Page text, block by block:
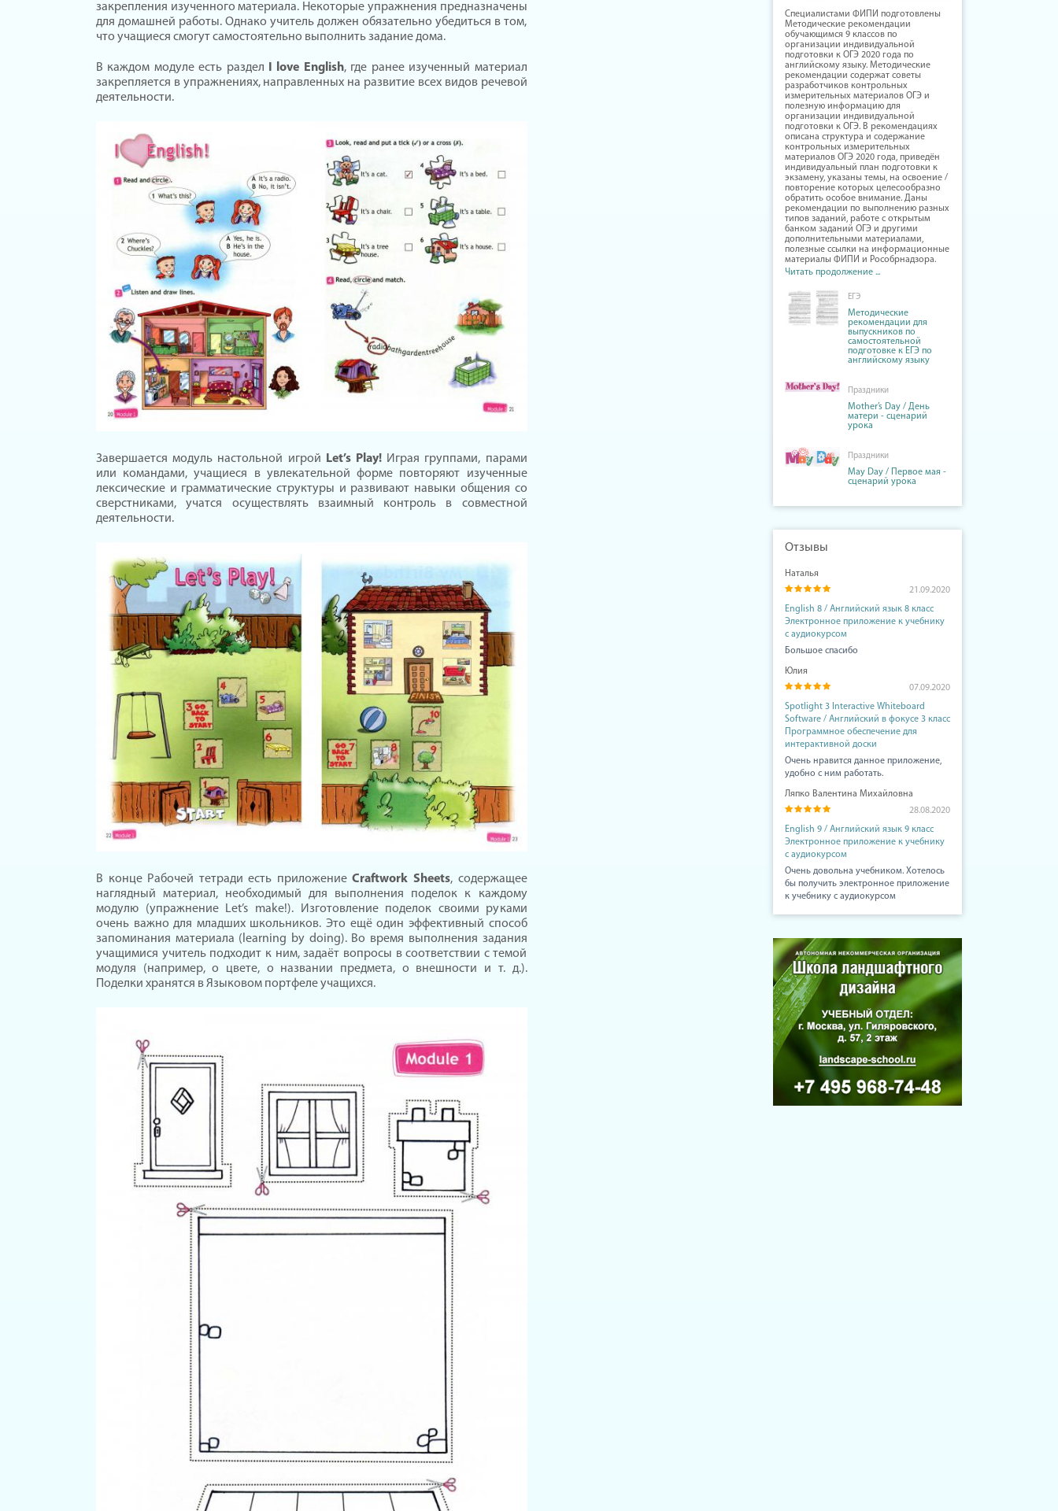
закрепления изученного материала. Некоторые упражнения предназначены
для домашней работы. Однако учитель должен обязательно убедиться в том,
что учащиеся смогут самостоятельно выполнить задание дома.
В каждом модуле есть раздел I love English, где ранее изученный материал
закрепляется в упражнениях, направленных на развитие всех видов речевой
деятельности.
Завершается модуль настольной игрой Let’s Play!Играя группами, парами
или командами, учащиеся в увлекательной форме повторяют изученные
лексические и грамматические структуры и развивают навыки общения со
сверстниками, учатся осуществлять взаимный контроль в совместной
деятельности.
В конце Рабочей тетради есть приложениеCraftwork Sheets, содержащее
наглядный материал, необходимый для выполнения поделок к каждому
модулю (упражнение Let’s make!). Изготовление поделок своими руками
очень важно для младших школьников. Это ещё один эффективный способ
запоминания материала (learning by doing). Во время выполнения задания
учащимися учитель подходит к ним, задаёт вопросы в соответствии с темой
модуля (например, о цвете, о названии предмета, о внешности и т. д.).
Поделки хранятся в Языковом портфеле учащихся.
Специалистами ФИПИ подготовлены
Методические рекомендации
обучающимся 9 классов по
организации индивидуальной
подготовки к ОГЭ 2020 года по
английскому языку. Методические
рекомендации содержат советы
разработчиков контрольных
измерительных материалов ОГЭ и
полезную информацию для
организации индивидуальной
подготовки к ОГЭ. В рекомендациях
описана структура и содержание
контрольных измерительных
материалов ОГЭ 2020 года, приведён
индивидуальный план подготовки к
экзамену, указаны темы, на освоение /
повторение которых целесообразно
обратить особое внимание. Даны
рекомендации по выполнению разных
типов заданий, работе с открытым
банком заданий ОГЭ и другими
дополнительными материалами,
полезные ссылки на информационные
материалы ФИПИ и Рособрнадзора.
Читать продолжение ...
ЕГЭ
Методические
рекомендации для
выпускников по
самостоятельной
подготовке к ЕГЭ по
английскому языку
Праздники
Mother’s Day / День
матери - сценарий
урока
Праздники
May Day / Первое мая -
сценарий урока
Отзывы
Наталья
21.09.2020
English 8 / Английский язык 8 класс
Электронное приложение к учебнику
с аудиокурсом
Большое спасибо
Юлия
07.09.2020
Spotlight 3 Interactive Whiteboard
Software / Английский в фокусе 3 класс
Программное обеспечение для
интерактивной доски
Очень нравится данное приложение,
удобно с ним работать.
Ляпко Валентина Михайловна
28.08.2020
English 9 / Английский язык 9 класс
Электронное приложение к учебнику
с аудиокурсом
Очень довольна учебником. Хотелось
бы получить электронное приложение
к учебнику с аудиокурсом